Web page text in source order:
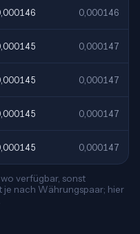
0,000146
0,000147
0,000147
0,000147
0,000147
verfügbar, sonst
je nach Währungspaar; hier